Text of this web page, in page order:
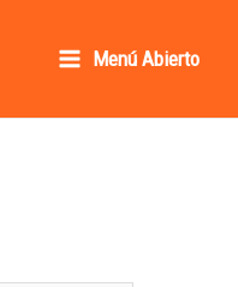
Menú Abierto